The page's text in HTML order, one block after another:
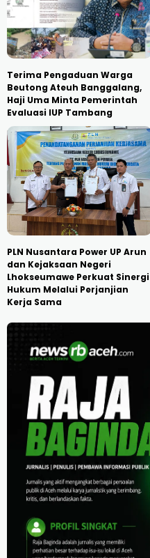
Terima Pengaduan Warga
Beutong Ateuh Banggalang,
Haji Uma Minta Pemerintah
Evaluasi IUP Tambang
PLN Nusantara Power UP Arun
dan Kejaksaan Negeri
Lhokseumawe Perkuat Sinergi
Hukum Melalui Perjanjian
Kerja Sama